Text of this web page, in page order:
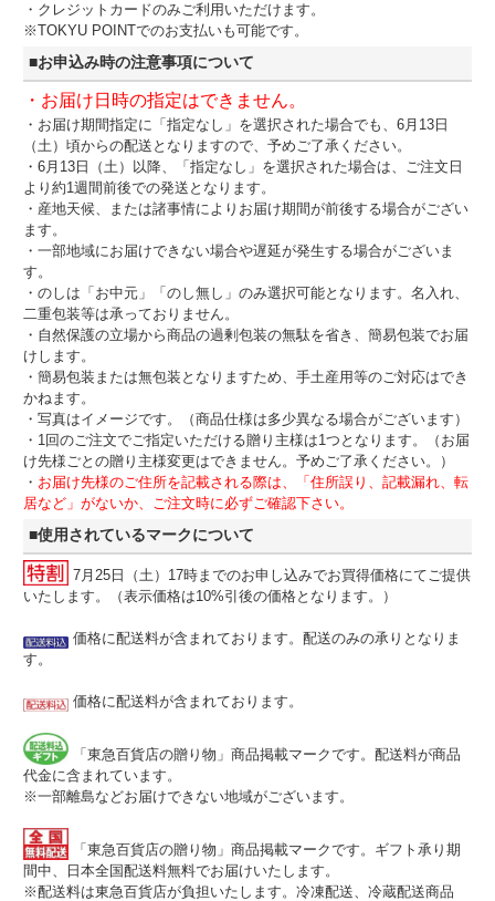
・クレジットカードのみご利用いただけます。
※TOKYU POINTでのお支払いも可能です。
■お申込み時の注意事項について
・お届け日時の指定はできません。
・お届け期間指定に「指定なし」を選択された場合でも、6月13日
（土）頃からの配送となりますので、予めご了承ください。
・6月13日（土）以降、「指定なし」を選択された場合は、ご注文日
より約1週間前後での発送となります。
・産地天候、または諸事情によりお届け期間が前後する場合がござい
ます。
・一部地域にお届けできない場合や遅延が発生する場合がございま
す。
・のしは「お中元」「のし無し」のみ選択可能となります。名入れ、
二重包装等は承っておりません。
・自然保護の立場から商品の過剰包装の無駄を省き、簡易包装でお届
けします。
・簡易包装または無包装となりますため、手土産用等のご対応はでき
かねます。
・写真はイメージです。（商品仕様は多少異なる場合がございます）
・1回のご注文でご指定いただける贈り主様は1つとなります。（お届
け先様ごとの贈り主様変更はできません。予めご了承ください。）
・ お届け先様のご住所を記載される際は、「住所誤り、記載漏れ、転
居など」がないか、ご注文時に必ずご確認下さい。
■使用されているマークについて
7月25日（土）17時までのお申し込みでお買得価格にてご提供
いたします。（表示価格は10%引後の価格となります。）
価格に配送料が含まれております。配送のみの承りとなりま
す。
価格に配送料が含まれております。
「東急百貨店の贈り物」商品掲載マークです。配送料が商品
代金に含まれています。
※一部離島などお届けできない地域がございます。
「東急百貨店の贈り物」商品掲載マークです。ギフト承り期
間中、日本全国配送料無料でお届けいたします。
※配送料は東急百貨店が負担いたします。冷凍配送、冷蔵配送商品